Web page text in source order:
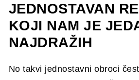
JEDNOSTAVAN
KOJI NAM JE
NAJDRAŽIH
No takvi jednostavni obroci